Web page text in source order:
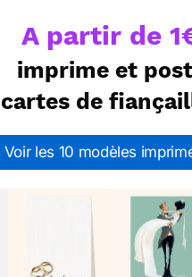
A partir de
imprime et
cartes de
Voir les 10 modèles